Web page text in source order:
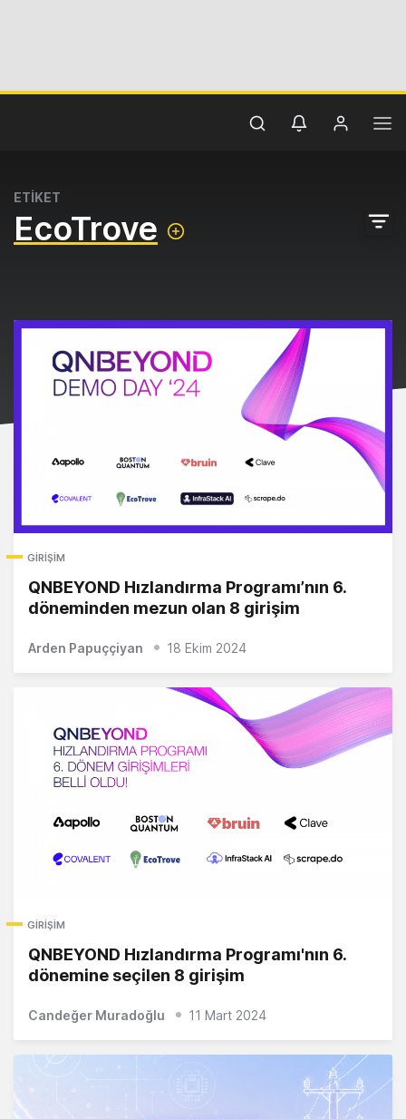
ETİKET
EcoTrove
GIRIŞIM
QNBEYOND Hızlandırma Programı’nın 6.
döneminden mezun olan 8 girişim
Arden Papuççiyan 18 Ekim 2024
GIRIŞIM
QNBEYOND Hızlandırma Programı'nın 6.
dönemine seçilen 8 girişim
Candeğer Muradoğlu 11 Mart 2024